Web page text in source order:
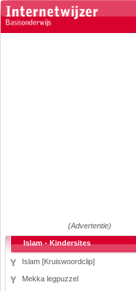
(Advertentie)
Islam - Kindersites
Islam [Kruiswoordclip]
Mekka legpuzzel